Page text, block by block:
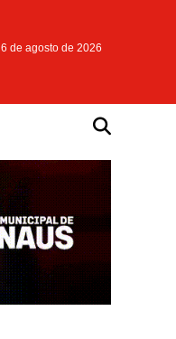
6 de agosto de 2026